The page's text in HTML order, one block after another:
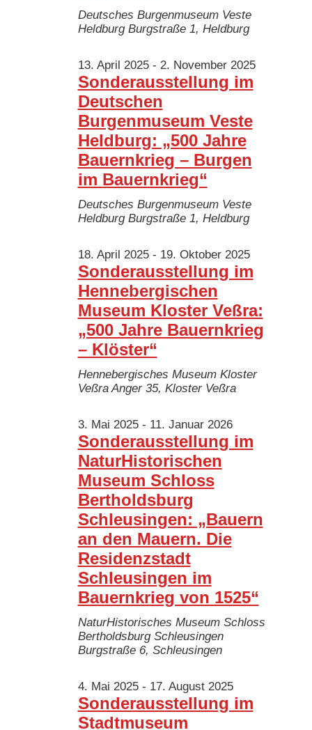
Deutsches Burgenmuseum Veste
Heldburg Burgstraße 1, Heldburg
Sonderausstellung im
Deutschen
Burgenmuseum Veste
Heldburg: „500 Jahre
Bauernkrieg – Burgen
im Bauernkrieg“
13. April 2025- 2. November 2025
Deutsches Burgenmuseum Veste
Heldburg Burgstraße 1, Heldburg
Sonderausstellung im
Hennebergischen
Museum Kloster Veßra:
„500 Jahre Bauernkrieg
– Klöster“
18. April 2025- 19. Oktober 2025
Hennebergisches Museum Kloster
Veßra Anger 35, Kloster Veßra
Sonderausstellung im
NaturHistorischen
Museum Schloss
Bertholdsburg
Schleusingen: „Bauern
an den Mauern. Die
Residenzstadt
Schleusingen im
Bauernkrieg von 1525“
3. Mai 2025- 11. Januar 2026
NaturHistorisches Museum Schloss
Bertholdsburg Schleusingen
Burgstraße 6, Schleusingen
Sonderausstellung im
Stadtmuseum
4. Mai 2025- 17. August 2025